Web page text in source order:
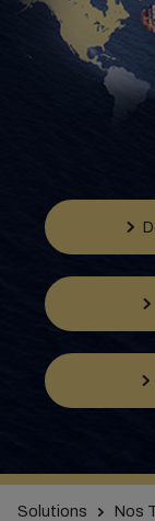
Solutions Nos